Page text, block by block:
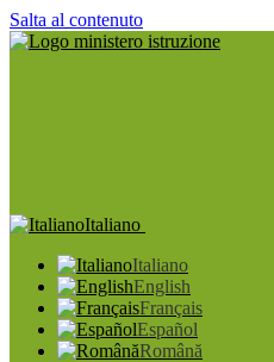
Salta al contenuto
Italiano
Italiano
English
Français
Español
Română